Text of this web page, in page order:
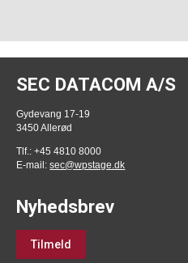
SEC DATACOM A/S
Gydevang 17-19
3450 Allerød
Tlf.: +45 4810 8000
E-mail:sec@wpstage.dk
Nyhedsbrev
Tilmeld